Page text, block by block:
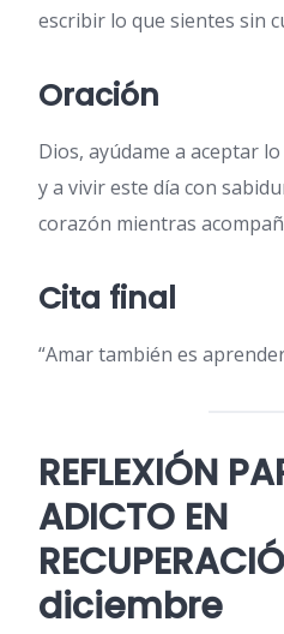
escribir lo que sientes sin
Oración
Dios, ayúdame a aceptar
y a vivir este día con
corazón mientras
Cita final
“Amar también es
REFLEXIÓN
ADICTO EN
diciembre